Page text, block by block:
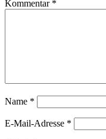
Kommentar *
Name *
E-Mail-Adresse *